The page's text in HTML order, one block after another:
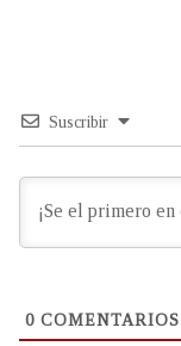
Suscribir
0 COMENTARIOS